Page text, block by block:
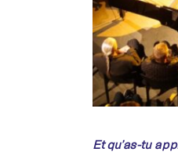
Et qu’as-tu